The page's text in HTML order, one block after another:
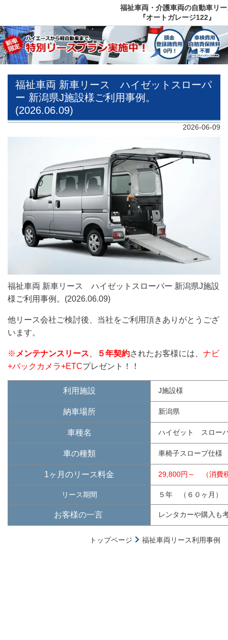
福祉車両・介護車両の自動車リ
『オートガレージ122』
福祉車両 新車リース ハイゼットスローパ
ー 新潟県J施設様ご利用事例。
(2026.06.09)
2026-06-09
福祉車両 新車リース ハイゼットスローパー 新潟県J施設
様ご利用事例。(2026.06.09)
他リース会社ご検討後、当社をご利用頂きありがとうござ
います。
※ メンテナンスリース ５年契約されたお客様には、 ナビ
+バックカメラ+ETCプレゼント！！
利用施設 J施設様
納車場所 新潟県
車種名 ハイゼット スロー
車の種類 車椅子スロープ仕
1ヶ月のリース料金 29,800円～ （消費
リース期間 ５年 （６０ヶ月）
お客様の一言 レンタカーや購入も
トップページ 福祉車両リース利用事例